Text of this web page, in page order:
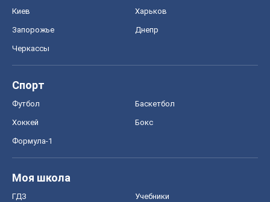
Киев Харьков
Запорожье Днепр
Черкассы
Спорт
Футбол Баскетбол
Хоккей Бокс
Формула-1
Моя школа
ГДЗ Учебники